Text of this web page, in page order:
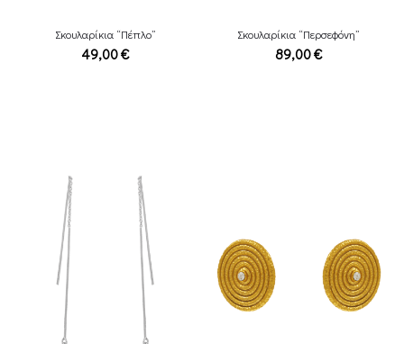
Σκουλαρίκια “Πέπλο”
49,00€
Σκουλαρίκια “Περσεφόνη”
89,00€